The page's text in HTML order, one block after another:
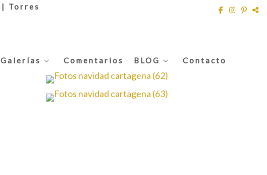
Galerías Comentarios BLOG Contacto